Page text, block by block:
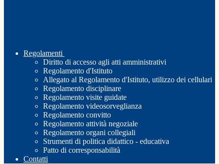
Regolamenti
Diritto di accesso agli atti amministrativi
Regolamento d'Istituto
Allegato al Regolamento d'Istituto, utilizzo dei cellulari
Regolamento disciplinare
Regolamento visite guidate
Regolamento videosorveglianza
Regolamento convitto
Regolamento attività negoziale
Regolamento organi collegiali
Strumenti di politica didattico - educativa
Patto di corresponsabilità
Contatti